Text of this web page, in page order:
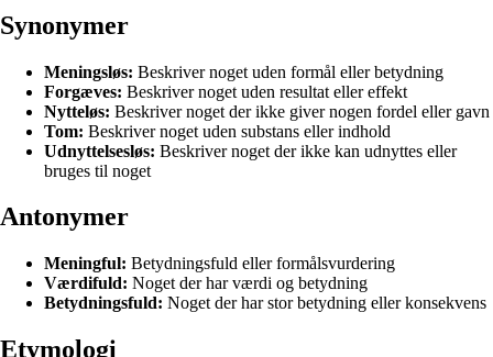
Synonymer
Meningsløs: Beskriver noget uden formål eller betydning
Forgæves: Beskriver noget uden resultat eller effekt
Nytteløs: Beskriver noget der ikke giver nogen fordel eller gavn
Tom: Beskriver noget uden substans eller indhold
Udnyttelsesløs: Beskriver noget der ikke kan udnyttes eller
bruges til noget
Antonymer
Meningful: Betydningsfuld eller formålsvurdering
Værdifuld: Noget der har værdi og betydning
Betydningsfuld: Noget der har stor betydning eller konsekvens
Etymologi